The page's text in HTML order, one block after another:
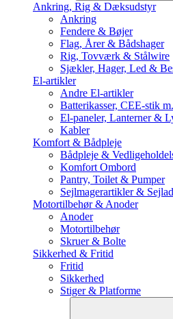
Ankring, Rig & Dæksudstyr
Ankring
Fendere & Bøjer
Flag, Årer & Bådshager
Rig, Tovværk & Stålwire
Sjækler, Hager, Led &
El-artikler
Andre El-artikler
Batterikasser, CEE-stik
El-paneler, Lanterner &
Kabler
Komfort & Bådpleje
Bådpleje &
Komfort Ombord
Pantry, Toilet & Pumper
Sejlmagerartikler &
Motortilbehør & Anoder
Anoder
Motortilbehør
Skruer & Bolte
Sikkerhed & Fritid
Fritid
Sikkerhed
Stiger & Platforme